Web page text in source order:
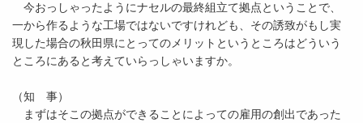
今おっしゃったようにナセルの最終組立て拠点ということで、
一から作るような工場ではないですけれども、その誘致がもし実
現した場合の秋田県にとってのメリットというところはどういう
ところにあると考えていらっしゃいますか。
（知 事）
まずはそこの拠点ができることによっての雇用の創出であった